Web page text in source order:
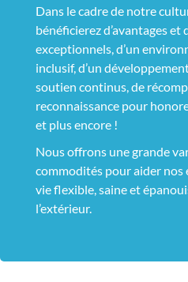
Dans le cadre de notre
bénéficierez d’avantages et
exceptionnels, d’un
inclusif, d’un
soutien continus, de
reconnaissance pour
et plus encore !
Nous offrons une grande
commodités pour aider nos
vie flexible, saine et
l’extérieur.